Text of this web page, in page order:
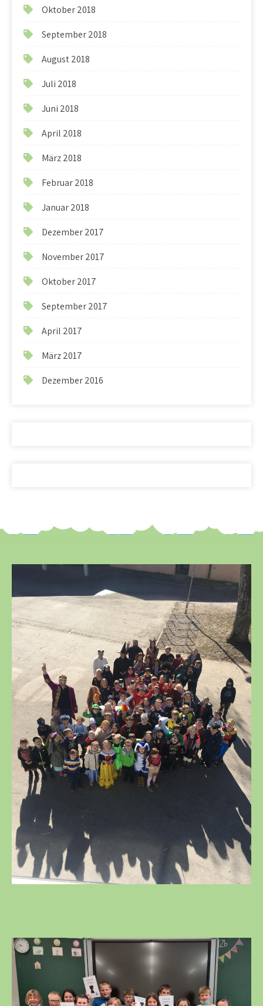
Oktober 2018
September 2018
August 2018
Juli 2018
Juni 2018
April 2018
März 2018
Februar 2018
Januar 2018
Dezember 2017
November 2017
Oktober 2017
September 2017
April 2017
März 2017
Dezember 2016